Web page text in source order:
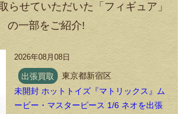
らせていただいた「フィギュア」
の一部をご紹介!
2026年08月08日
出張買取
東京都新宿区
未開封 ホットトイズ『マトリックス』ム
ービー・マスターピース 1/6 ネオを出張